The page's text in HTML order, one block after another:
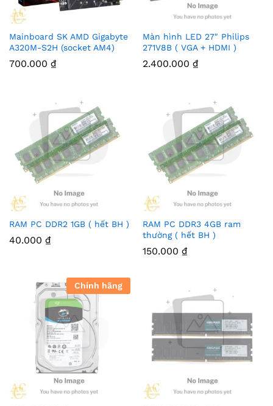
Mainboard SK AMD Gigabyte
A320M-S2H (socket AM4)
700.000 ₫
Màn hình LED 27″ Philips
271V8B ( VGA + HDMI )
2.400.000 ₫
RAM PC DDR2 1GB ( hết BH )
40.000 ₫
RAM PC DDR3 4GB ram
thường ( hết BH )
150.000 ₫
Chính hãng